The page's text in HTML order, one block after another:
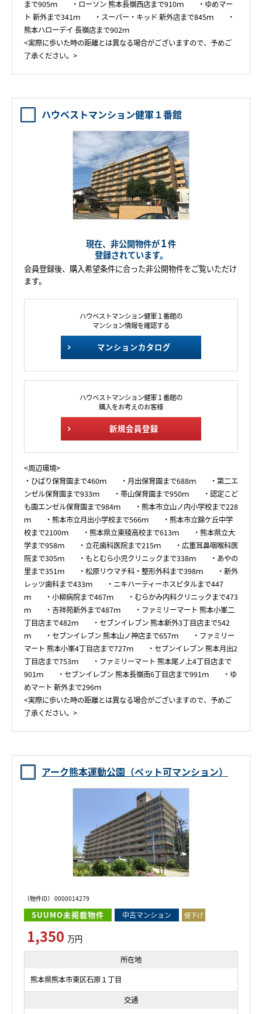
まで905ｍ ・ローソン 熊本長嶺西店まで910ｍ ・ゆめマー
ト 新外まで341ｍ ・スーパー・キッド 新外店まで845ｍ ・
熊本ハローデイ 長嶺店まで902ｍ
<実際に歩いた時の距離とは異なる場合がございますので、予めご
了承ください。>
ハウベストマンション健軍１番館
現在、非公開物件が1件
登録されています。
会員登録後、購入希望条件に合った非公開物件をご覧いただけ
ます。
ハウベストマンション健軍１番館の
マンション情報を確認する
マンションカタログ
ハウベストマンション健軍１番館の
購入をお考えのお客様
新規会員登録
<周辺環境>
・ひばり保育園まで460ｍ ・月出保育園まで688ｍ ・第二エ
ンゼル保育園まで933ｍ ・帯山保育園まで950ｍ ・認定こど
も園エンゼル保育園まで984ｍ ・熊本市立山ノ内小学校まで228
ｍ ・熊本市立月出小学校まで566ｍ ・熊本市立錦ケ丘中学
校まで2100ｍ ・熊本県立東稜高校まで613ｍ ・熊本県立大
学まで958ｍ ・立花歯科医院まで215ｍ ・広重耳鼻咽喉科医
院まで305ｍ ・もとむら小児クリニックまで338ｍ ・あやの
里まで351ｍ ・松原リウマチ科・整形外科まで398ｍ ・新外
レッツ歯科まで433ｍ ・ニキハーティーホスピタルまで447
ｍ ・小柳病院まで467ｍ ・むらかみ内科クリニックまで473
ｍ ・吉祥苑新外まで487ｍ ・ファミリーマート 熊本小峯二
丁目店まで482ｍ ・セブンイレブン 熊本新外3丁目店まで542
ｍ ・セブンイレブン 熊本山ノ神店まで657ｍ ・ファミリー
マート 熊本小峯4丁目店まで727ｍ ・セブンイレブン 熊本月出2
丁目店まで753ｍ ・ファミリーマート 熊本尾ノ上4丁目店まで
901ｍ ・セブンイレブン 熊本長嶺南6丁目店まで991ｍ ・ゆ
めマート 新外まで296ｍ
<実際に歩いた時の距離とは異なる場合がございますので、予めご
了承ください。>
アーク熊本運動公園（ペット可マンション）
〔物件ID〕 0000014279
SUUMO未掲載物件 中古マンション 値下げ
1,350 万円
所在地
熊本県熊本市東区石原１丁目
交通